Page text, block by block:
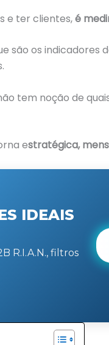
e ter clientes,é
são os indicadores
tem noção de
estratégica,
IDEAIS
R.I.A.N., filtros